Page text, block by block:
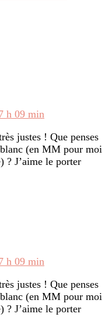
h 09 min
justes ! Que penses
(en MM pour moi
? J’aime le porter
h 09 min
justes ! Que penses
(en MM pour moi
? J’aime le porter